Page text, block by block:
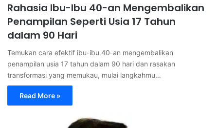
Rahasia Ibu-Ibu 40-an Mengembalikan
Penampilan Seperti Usia 17 Tahun
dalam 90 Hari
Temukan cara efektif ibu-ibu 40-an mengembalikan
penampilan usia 17 tahun dalam 90 hari dan rasakan
transformasi yang memukau, mulai langkahmu…
Read More »